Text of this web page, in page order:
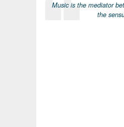
Music is the mediator
the